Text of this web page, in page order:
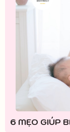
6 MẸO GIÚP